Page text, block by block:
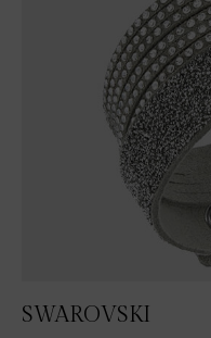
SWAROVSKI